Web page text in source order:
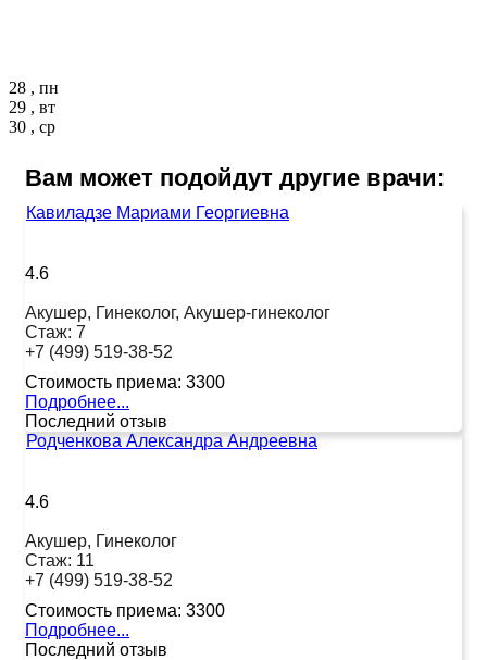
28 , пн
29 , вт
30 , ср
Вам может подойдут другие врачи:
Кавиладзе Мариами Георгиевна
4.6
Акушер, Гинеколог, Акушер-гинеколог
Стаж: 7
+7 (499) 519-38-52
Стоимость приема: 3300
Подробнее...
Последний отзыв
Родченкова Александра Андреевна
4.6
Акушер, Гинеколог
Стаж: 11
+7 (499) 519-38-52
Стоимость приема: 3300
Подробнее...
Последний отзыв